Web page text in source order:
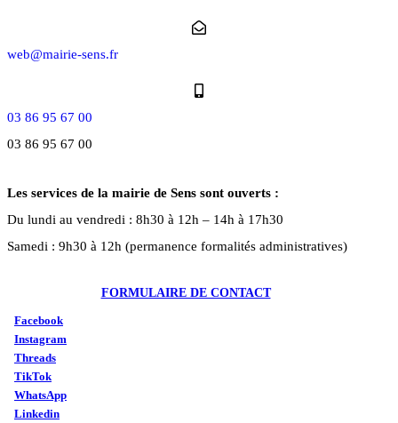
web@mairie-sens.fr
03 86 95 67 00
03 86 95 67 00
Les services de la mairie de Sens sont ouverts :
Du lundi au vendredi : 8h30 à 12h – 14h à 17h30
Samedi : 9h30 à 12h (permanence formalités administratives)
FORMULAIRE DE CONTACT
Facebook
Instagram
Threads
TikTok
WhatsApp
Linkedin